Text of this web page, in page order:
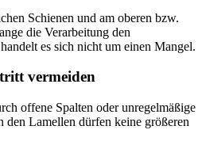
Schienen und am oberen bzw.
die Verarbeitung den
es sich nicht um einen Mangel.
vermeiden
offene Spalten oder unregelmäßige
Lamellen dürfen keine größeren